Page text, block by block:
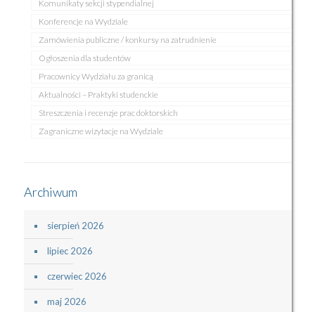
Komunikaty sekcji stypendialnej
Konferencje na Wydziale
Zamówienia publiczne / konkursy na zatrudnienie
Ogłoszenia dla studentów
Pracownicy Wydziału za granicą
Aktualności – Praktyki studenckie
Streszczenia i recenzje prac doktorskich
Zagraniczne wizytacje na Wydziale
Archiwum
sierpień 2026
lipiec 2026
czerwiec 2026
maj 2026